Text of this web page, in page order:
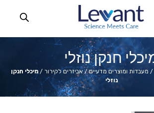
חנקן נוזלי
/ מעבדות ומוצרים מדעיים/ אביזרים לקירור / מיכלי חנקן
נוזלי